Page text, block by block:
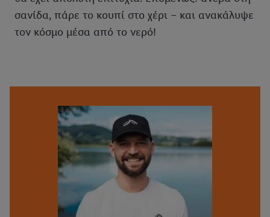
σανίδα, πάρε το κουπί στο χέρι – και ανακάλυψε
τον κόσμο μέσα από το νερό!